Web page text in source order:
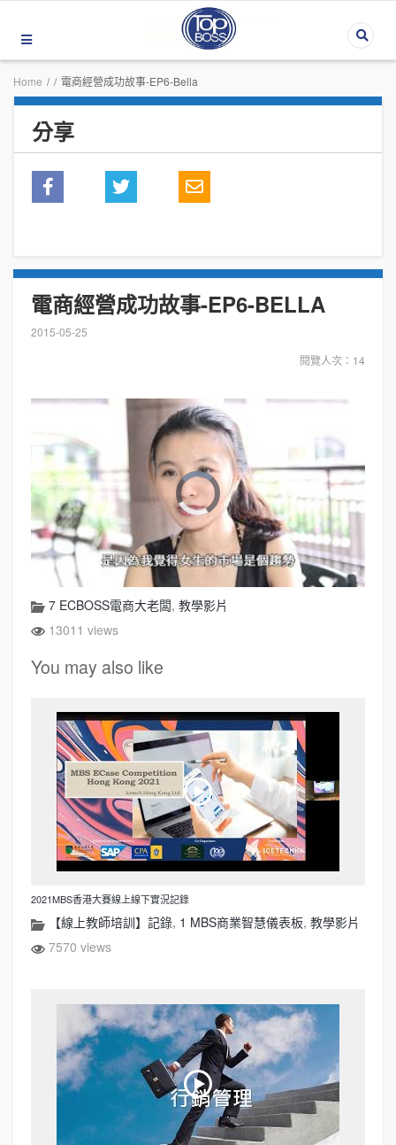
Home / / 電商經營成功故事-EP6-Bella
分享
電商經營成功故事-EP6-BELLA
2015-05-25
閱覽人次：14
7 ECBOSS電商大老闆, 教學影片
13011 views
You may also like
2021MBS香港大賽線上線下實況記錄
【線上教師培訓】記錄, 1 MBS商業智慧儀表板, 教學影片
7570 views